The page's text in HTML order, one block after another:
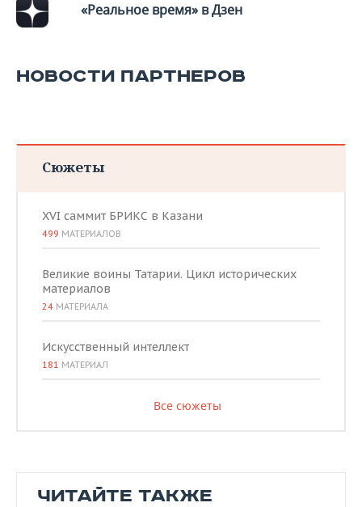
«Реальное время» в Дзен
НОВОСТИ ПАРТНЕРОВ
Сюжеты
XVI саммит БРИКС в Казани
499 МАТЕРИАЛОВ
Великие воины Татарии. Цикл исторических
материалов
24 МАТЕРИАЛА
Искусственный интеллект
181 МАТЕРИАЛ
Все сюжеты
ЧИТАЙТЕ ТАКЖЕ